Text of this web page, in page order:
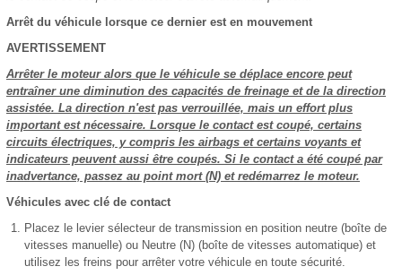
Arrêt du véhicule lorsque ce dernier est en mouvement
AVERTISSEMENT
Arrêter le moteur alors que le véhicule se déplace encore peut
entraîner une diminution des capacités de freinage et de la direction
assistée. La direction n'est pas verrouillée, mais un effort plus
important est nécessaire. Lorsque le contact est coupé, certains
circuits électriques, y compris les airbags et certains voyants et
indicateurs peuvent aussi être coupés. Si le contact a été coupé par
inadvertance, passez au point mort (N) et redémarrez le moteur.
Véhicules avec clé de contact
Placez le levier sélecteur de transmission en position neutre (boîte de
vitesses manuelle) ou Neutre (N) (boîte de vitesses automatique) et
utilisez les freins pour arrêter votre véhicule en toute sécurité.